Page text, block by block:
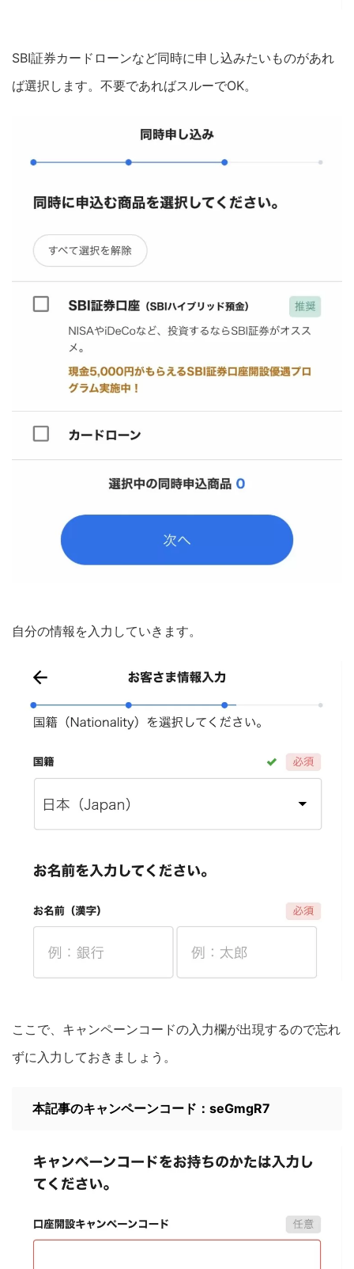
SBI証券カードローンなど同時に申し込みたいものがあれ
ば選択します。不要であればスルーでOK。
自分の情報を入力していきます。
ここで、キャンペーンコードの入力欄が出現するので忘れ
ずに入力しておきましょう。
本記事のキャンペーンコード：seGmgR7